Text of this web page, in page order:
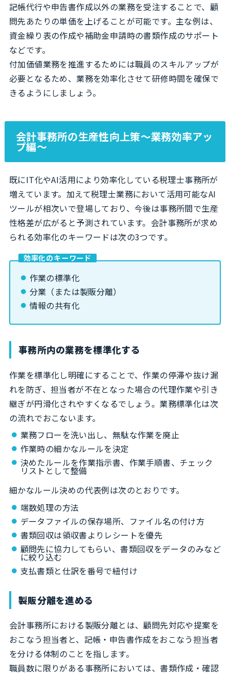
記帳代行や申告書作成以外の業務を受注することで、顧
問先あたりの単価を上げることが可能です。主な例は、
資金繰り表の作成や補助金申請時の書類作成のサポート
などです。
付加価値業務を推進するためには職員のスキルアップが
必要となるため、業務を効率化させて研修時間を確保で
きるようにしましょう。
会計事務所の生産性向上策～業務効率アッ
プ編～
既にIT化やAI活用により効率化している税理士事務所が
増えています。加えて税理士業務において活用可能なAI
ツールが相次いで登場しており、今後は事務所間で生産
性格差が広がると予測されています。会計事務所が求め
られる効率化のキーワードは次の3つです。
効率化のキーワード
作業の標準化
分業（または製販分離）
情報の共有化
事務所内の業務を標準化する
作業を標準化し明確にすることで、作業の停滞や抜け漏
れを防ぎ、担当者が不在となった場合の代理作業や引き
継ぎが円滑化されやすくなるでしょう。業務標準化は次
の流れでおこないます。
業務フローを洗い出し、無駄な作業を廃止
作業時の細かなルールを決定
決めたルールを作業指示書、作業手順書、チェック
リストとして整備
細かなルール決めの代表例は次のとおりです。
端数処理の方法
データファイルの保存場所、ファイル名の付け方
書類回収は領収書よりレシートを優先
顧問先に協力してもらい、書類回収をデータのみなど
に絞り込む
支払書類と仕訳を番号で紐付け
製販分離を進める
会計事務所における製販分離とは、顧問先対応や提案を
おこなう担当者と、記帳・申告書作成をおこなう担当者
を分ける体制のことを指します。
職員数に限りがある事務所においては、書類作成・確認